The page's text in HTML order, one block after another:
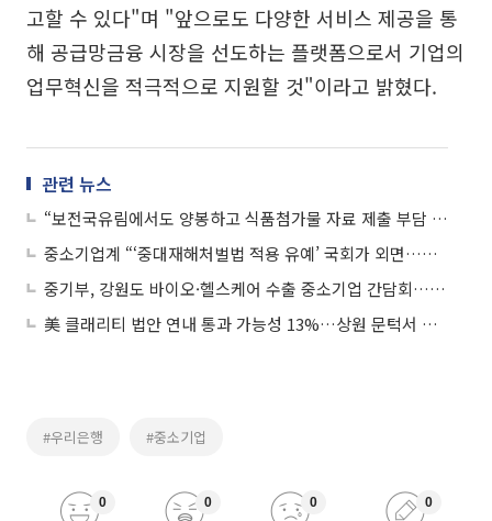
고할 수 있다"며 "앞으로도 다양한 서비스 제공을 통
해 공급망금융 시장을 선도하는 플랫폼으로서 기업의
업무혁신을 적극적으로 지원할 것"이라고 밝혔다.
관련 뉴스
“보전국유림에서도 양봉하고 식품첨가물 자료 제출 부담 낮춘다”
중소기업계 “‘중대재해처벌법 적용 유예’ 국회가 외면…무책임한 처사”
중기부, 강원도 바이오·헬스케어 수출 중소기업 간담회…애로사항 청취
美 클래리티 법안 연내 통과 가능성 13%…상원 문턱서 제동
#우리은행 #중소기업
0 0 0 0